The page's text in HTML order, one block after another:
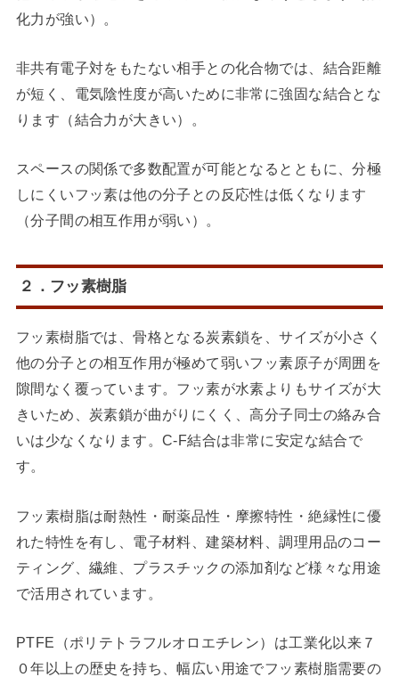
化力が強い）。
非共有電子対をもたない相手との化合物では、結合距離
が短く、電気陰性度が高いために非常に強固な結合とな
ります（結合力が大きい）。
スペースの関係で多数配置が可能となるとともに、分極
しにくいフッ素は他の分子との反応性は低くなります
（分子間の相互作用が弱い）。
２．フッ素樹脂
フッ素樹脂では、骨格となる炭素鎖を、サイズが小さく
他の分子との相互作用が極めて弱いフッ素原子が周囲を
隙間なく覆っています。フッ素が水素よりもサイズが大
きいため、炭素鎖が曲がりにくく、高分子同士の絡み合
いは少なくなります。C-F結合は非常に安定な結合で
す。
フッ素樹脂は耐熱性・耐薬品性・摩擦特性・絶縁性に優
れた特性を有し、電子材料、建築材料、調理用品のコー
ティング、繊維、プラスチックの添加剤など様々な用途
で活用されています。
PTFE（ポリテトラフルオロエチレン）は工業化以来７
０年以上の歴史を持ち、幅広い用途でフッ素樹脂需要の